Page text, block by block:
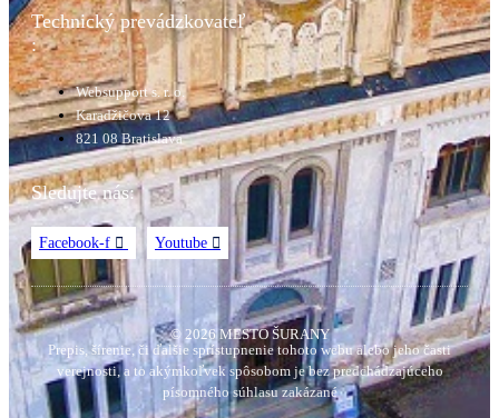
Technický prevádzkovateľ
:
Websupport s. r. o.
Karadžičova 12
821 08 Bratislava
Sledujte nás:
Facebook-f Youtube
© 2026 MESTO ŠURANY
Prepis, šírenie, či ďalšie sprístupnenie tohoto webu alebo jeho časti
verejnosti, a to akýmkoľvek spôsobom je bez predchádzajúceho
písomného súhlasu zakázané